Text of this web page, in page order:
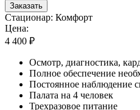
Заказать
Стационар: Комфорт
Цена:
4 400 ₽
Осмотр, диагностика,
Полное обеспечение
Постоянное наблюдение
Палата на 4 человек
Трехразовое питание